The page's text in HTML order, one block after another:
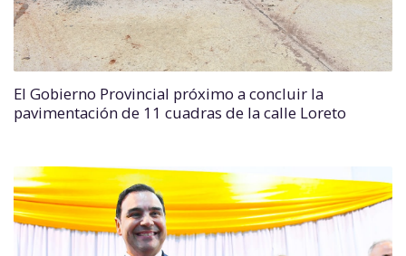
El Gobierno Provincial próximo a concluir la
pavimentación de 11 cuadras de la calle Loreto